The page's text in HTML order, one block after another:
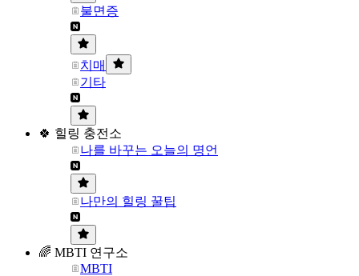
불면증
치매
기타
🍀 힐링 충전소
나를 바꾸는 오늘의 명언
나만의 힐링 꿀팁
🌈 MBTI 연구소
MBTI